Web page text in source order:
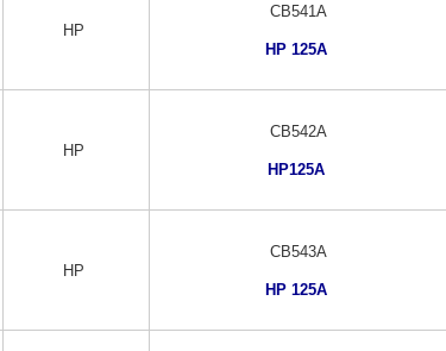
HP
CB541A
HP 125A
HP
CB542A
HP125A
HP
CB543A
HP 125A